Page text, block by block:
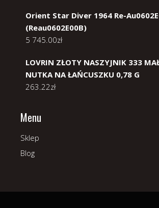
Orient Star Diver 1964 Re-
(Reau0602E00B)
5 745.00zł
LOVRIN ZŁOTY NASZYJNIK 333
NUTKA NA ŁAŃCUSZKU 0,78 G
263.22zł
Menu
Sklep
Blog